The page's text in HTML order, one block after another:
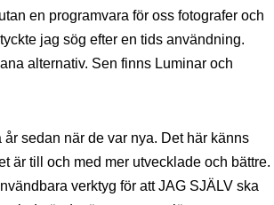
en programvara för oss fotografer och
jag sög efter en tids användning.
alternativ. Sen finns Luminar och
sedan när de var nya. Det här känns
är till och med mer utvecklade och bättre.
verktyg för att JAG SJÄLV ska